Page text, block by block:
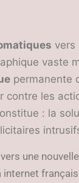
vers
vaste
permanente
contre les
: la
une